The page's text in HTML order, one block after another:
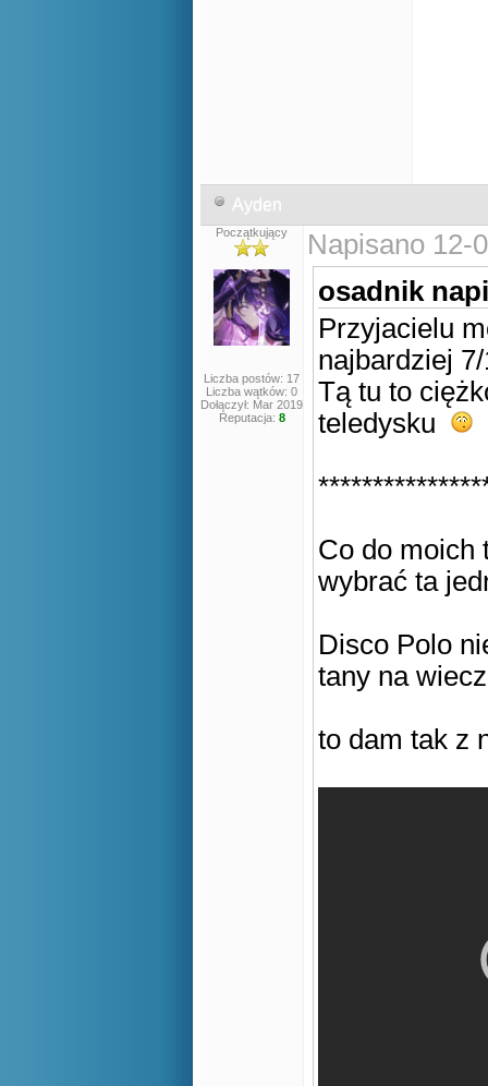
Ayden
Początkujący
Liczba postów: 17
Liczba wątków: 0
Dołączył: Mar 2019
Reputacja: 8
Napisano 12-
osadnik
Przyjacielu
najbardziej
Tą tu to
teledysku
Co do moich
wybrać ta
Disco Polo
tany na
to dam tak z